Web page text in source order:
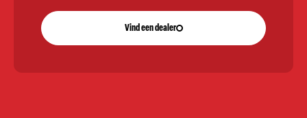
Vind een dealer